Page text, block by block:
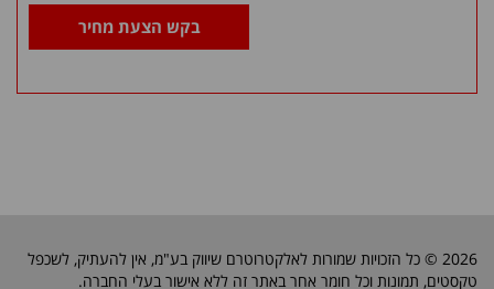
בקש הצעת מחיר
2026 © כל הזכויות שמורות לאלקטרוטרם שיווק בע"מ, אין להעתיק, לשכפל
טקסטים, תמונות וכל חומר אחר באתר זה ללא אישור בעלי החברה.